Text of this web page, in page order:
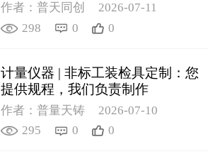
作者：普天同创
2026-07-11
298
0 0
计量仪器 | 非标工装检具定制：您
提供规程，我们负责制作
作者：普量天铸
2026-07-10
295
0 0